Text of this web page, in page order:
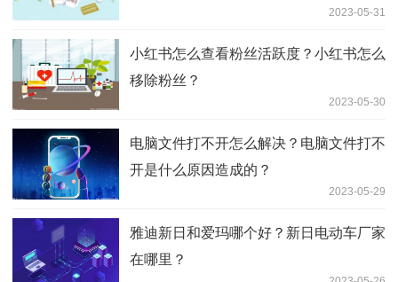
2023-05-31
小红书怎么查看粉丝活跃度？小红书怎么
移除粉丝？
2023-05-30
电脑文件打不开怎么解决？电脑文件打不
开是什么原因造成的？
2023-05-29
雅迪新日和爱玛哪个好？新日电动车厂家
在哪里？